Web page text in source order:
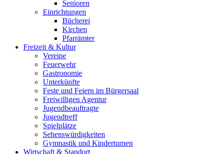
Senioren
Einrichtungen
Bücherei
Kirchen
Pfarrämter
Freizeit & Kultur
Vereine
Feuerwehr
Gastronomie
Unterkünfte
Feste und Feiern im Bürgersaal
Freiwilligen Agentur
Jugendbeauftragte
Jugendtreff
Spielplätze
Sehenswürdigkeiten
Gymnastik und Kinderturnen
Wirtschaft & Standort